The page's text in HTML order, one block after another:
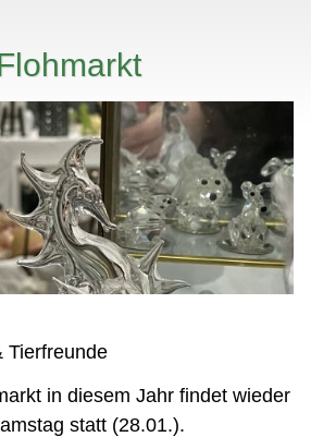
Tierfreunde
in diesem Jahr findet wieder
statt (28.01.).